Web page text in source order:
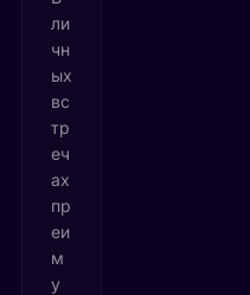
ли
чн
ых
вс
тр
еч
ах
пр
еи
м
у